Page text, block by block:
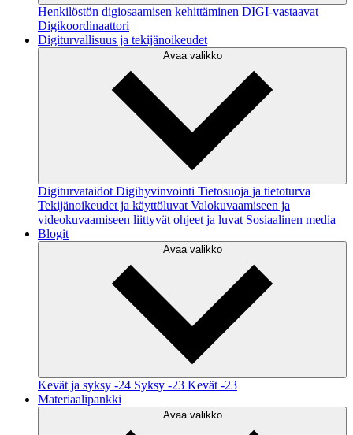
Henkilöstön digiosaamisen kehittäminen DIGI-vastaavat
Digikoordinaattori
Digiturvallisuus ja tekijänoikeudet
Avaa valikko
Digiturvataidot Digihyvinvointi Tietosuoja ja tietoturva
Tekijänoikeudet ja käyttöluvat Valokuvaamiseen ja
videokuvaamiseen liittyvät ohjeet ja luvat Sosiaalinen media
Blogit
Avaa valikko
Kevät ja syksy -24 Syksy -23 Kevät -23
Materiaalipankki
Avaa valikko